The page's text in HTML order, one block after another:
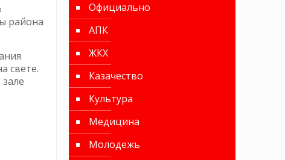
района
свете.
Официально
АПК
ЖКХ
Казачество
Культура
Медицина
Молодежь